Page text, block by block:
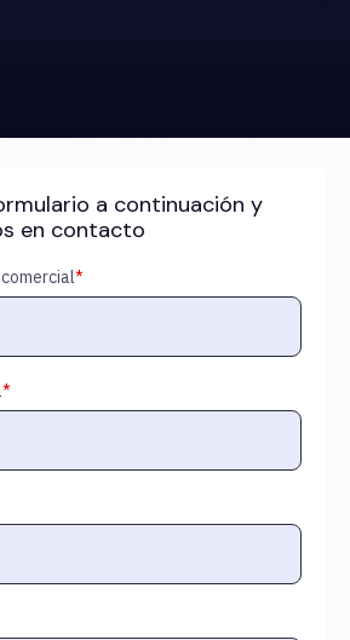
a continuación y
en contacto
*
*